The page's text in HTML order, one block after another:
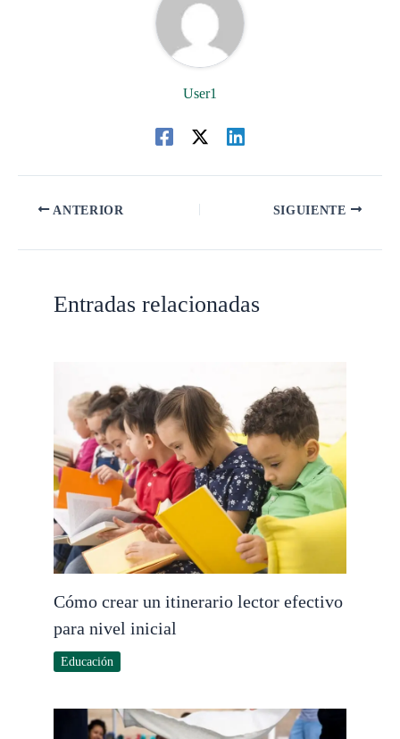
User1
ANTERIOR SIGUIENTE
Entradas relacionadas
Cómo crear un itinerario lector efectivo
para nivel inicial
Educación